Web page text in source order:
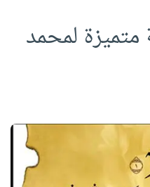
متميزة لمحمد